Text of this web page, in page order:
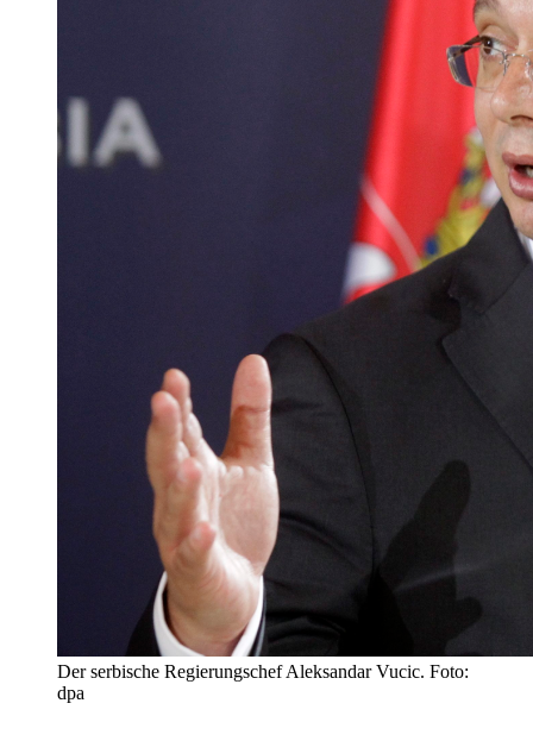
Der serbische Regierungschef Aleksandar Vucic. Foto:
dpa